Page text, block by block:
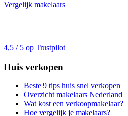
Vergelijk makelaars
4,5 / 5 op Trustpilot
Huis verkopen
Beste 9 tips huis snel verkopen
Overzicht makelaars Nederland
Wat kost een verkoopmakelaar?
Hoe vergelijk je makelaars?